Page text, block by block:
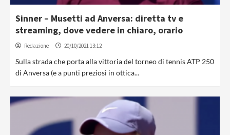
Sinner – Musetti ad Anversa: diretta tv e
streaming, dove vedere in chiaro, orario
Redazione 20/10/2021 13:12
Sulla strada che porta alla vittoria del torneo di tennis ATP 250
di Anversa (e a punti preziosi in ottica...